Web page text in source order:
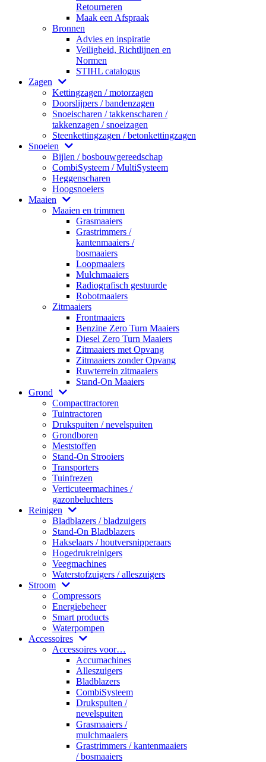
Retourneren
Maak een Afspraak
Bronnen
Advies en inspiratie
Veiligheid, Richtlijnen en
Normen
STIHL catalogus
Zagen
Kettingzagen / motorzagen
Doorslijpers / bandenzagen
Snoeischaren / takkenscharen /
takkenzagen / snoeizagen
Steenkettingzagen / betonkettingzagen
Snoeien
Bijlen / bosbouwgereedschap
CombiSysteem / MultiSysteem
Heggenscharen
Hoogsnoeiers
Maaien
Maaien en trimmen
Grasmaaiers
Grastrimmers /
kantenmaaiers /
bosmaaiers
Loopmaaiers
Mulchmaaiers
Radiografisch gestuurde
Robotmaaiers
Zitmaaiers
Frontmaaiers
Benzine Zero Turn Maaiers
Diesel Zero Turn Maaiers
Zitmaaiers met Opvang
Zitmaaiers zonder Opvang
Ruwterrein zitmaaiers
Stand-On Maaiers
Grond
Compacttractoren
Tuintractoren
Drukspuiten / nevelspuiten
Grondboren
Meststoffen
Stand-On Strooiers
Transporters
Tuinfrezen
Verticuteermachines /
gazonbeluchters
Reinigen
Bladblazers / bladzuigers
Stand-On Bladblazers
Hakselaars / houtversnipperaars
Hogedrukreinigers
Veegmachines
Waterstofzuigers / alleszuigers
Stroom
Compressors
Energiebeheer
Smart products
Waterpompen
Accessoires
Accessoires voor…
Accumachines
Alleszuigers
Bladblazers
CombiSysteem
Drukspuiten /
nevelspuiten
Grasmaaiers /
mulchmaaiers
Grastrimmers / kantenmaaiers
/ bosmaaiers